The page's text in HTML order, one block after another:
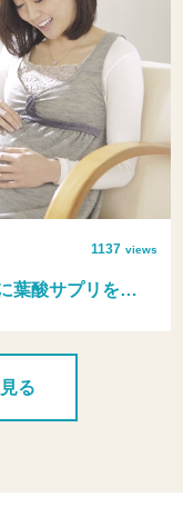
1137 views
葉酸サプリを…
る